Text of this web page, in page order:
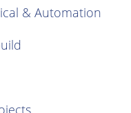
& Automation